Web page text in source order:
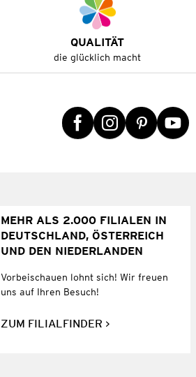
QUALITÄT
die glücklich macht
MEHR ALS 2.000 FILIALEN IN
DEUTSCHLAND, ÖSTERREICH
UND DEN NIEDERLANDEN
Vorbeischauen lohnt sich! Wir freuen
uns auf Ihren Besuch!
ZUM FILIALFINDER